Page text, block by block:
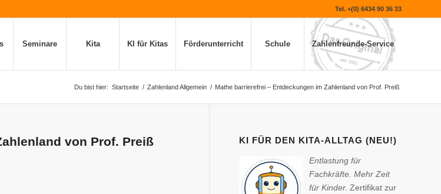
Tel. +(0) 6434 90 36 33
Seminare Kita KI für Kitas Förderunterricht Schule Zahlenfreunde-Service
Du bist hier: Startseite / Zahlenland Allgemein / Mathe barrierefrei – Entdeckungen im Zahlenland von Prof. Preiß
von Prof. Preiß KI FÜR DEN KITA-ALLTAG (NEU!)
Entlastung für
Fachkräfte. Mehr Zeit
für Kinder.Zertifikat zur